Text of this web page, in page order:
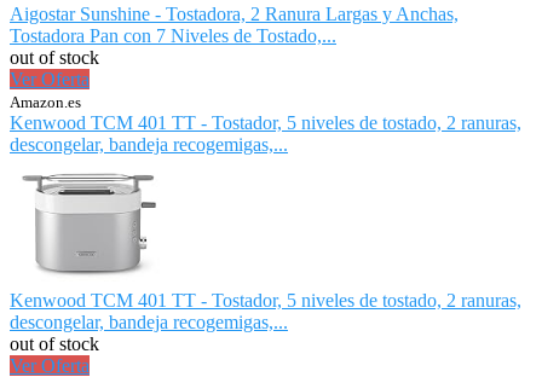
Aigostar Sunshine - Tostadora, 2 Ranura Largas y Anchas,
Tostadora Pan con 7 Niveles de Tostado,...
out of stock
Ver Oferta
Amazon.es
Kenwood TCM 401 TT - Tostador, 5 niveles de tostado, 2 ranuras,
descongelar, bandeja recogemigas,...
Kenwood TCM 401 TT - Tostador, 5 niveles de tostado, 2 ranuras,
descongelar, bandeja recogemigas,...
out of stock
Ver Oferta